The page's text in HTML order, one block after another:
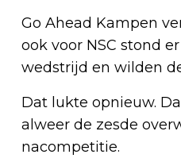
Go Ahead Kampen
ook voor NSC stond
wedstrijd en wilden
Dat lukte opnieuw.
alweer de zesde
nacompetitie.